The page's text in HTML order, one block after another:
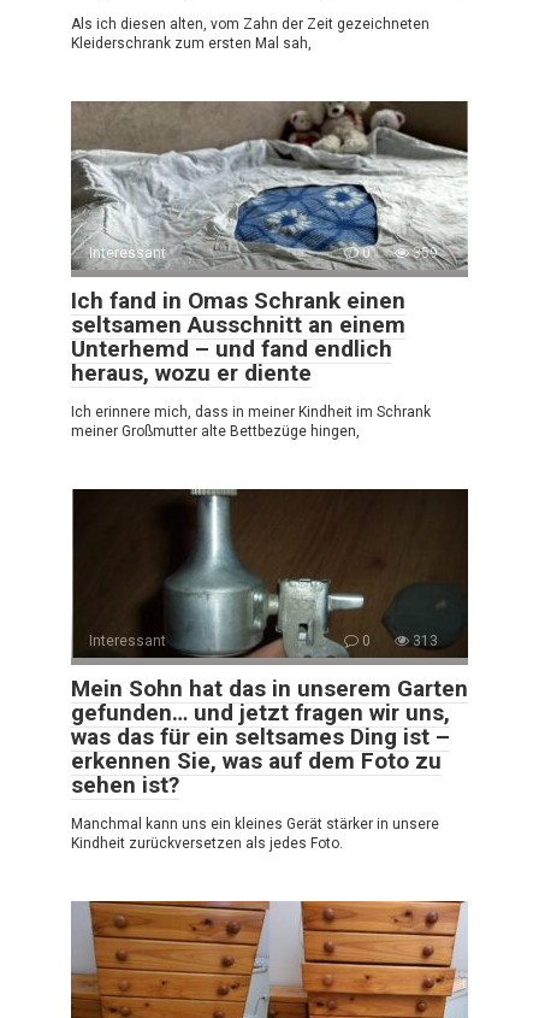
Als ich diesen alten, vom Zahn der Zeit gezeichneten
Kleiderschrank zum ersten Mal sah,
Interessant 0 359
Ich fand in Omas Schrank einen
seltsamen Ausschnitt an einem
Unterhemd – und fand endlich
heraus, wozu er diente
Ich erinnere mich, dass in meiner Kindheit im Schrank
meiner Großmutter alte Bettbezüge hingen,
Interessant 0 313
Mein Sohn hat das in unserem Garten
gefunden… und jetzt fragen wir uns,
was das für ein seltsames Ding ist –
erkennen Sie, was auf dem Foto zu
sehen ist?
Manchmal kann uns ein kleines Gerät stärker in unsere
Kindheit zurückversetzen als jedes Foto.